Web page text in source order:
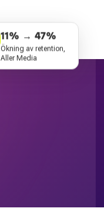
11% → 47%
Ökning av retention,
Aller Media